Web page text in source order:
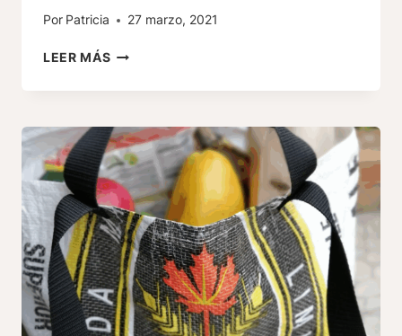
Por Patricia 27 marzo, 2021
LEER MÁSCOSER
VENDER
CON
DIVISIONES
PARA
LAS
COMPRAS